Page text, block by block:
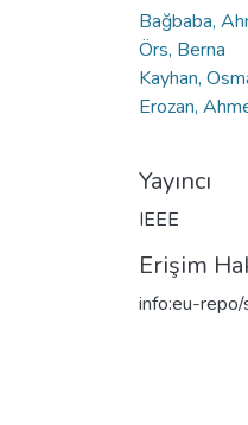
Bağbaba,
Örs, Berna
Kayhan,
Erozan,
Yayıncı
IEEE
Erişim
info:eu-